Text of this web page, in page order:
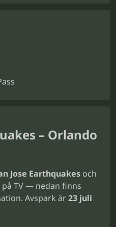
– Orlando
Jose Earthquakes och
på TV — nedan finns
Avspark är23 juli